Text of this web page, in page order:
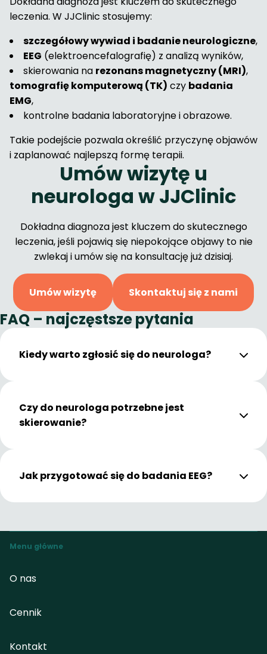
leczenia. W JJClinic stosujemy:
szczegółowy wywiad i badanie neurologiczne,
EEG (elektroencefalografię) z analizą wyników,
skierowania na rezonans magnetyczny (MRI),
tomografię komputerową (TK) czy badania
EMG,
kontrolne badania laboratoryjne i obrazowe.
Takie podejście pozwala określić przyczynę objawów
i zaplanować najlepszą formę terapii.
Umów wizytę u
neurologa w JJClinic
Dokładna diagnoza jest kluczem do skutecznego
leczenia, jeśli pojawią się niepokojące objawy to nie
zwlekaj i umów się na konsultację już dzisiaj.
Umów wizytę Skontaktuj się z nami
FAQ – najczęstsze pytania
Kiedy warto zgłosić się do neurologa?
Czy do neurologa potrzebne jest
skierowanie?
Jak przygotować się do badania EEG?
Menu główne
O nas
Cennik
Kontakt